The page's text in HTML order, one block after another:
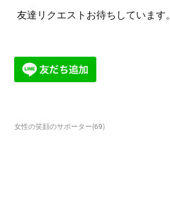
友達リクエストお待ちしています。
女性の笑顔のサポーター(69)